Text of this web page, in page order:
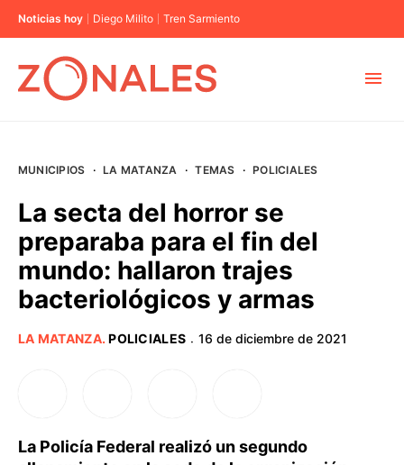
Noticias hoy Diego Milito Tren Sarmiento
BUENOS AIRES
PROVINCIAS
MUNICIPIOS · LA MATANZA · TEMAS · POLICIALES
La secta del horror se
preparaba para el fin del
mundo: hallaron trajes
bacteriológicos y armas
LA MATANZA.POLICIALES · 16 de diciembre de 2021
La Policía Federal realizó un segundo